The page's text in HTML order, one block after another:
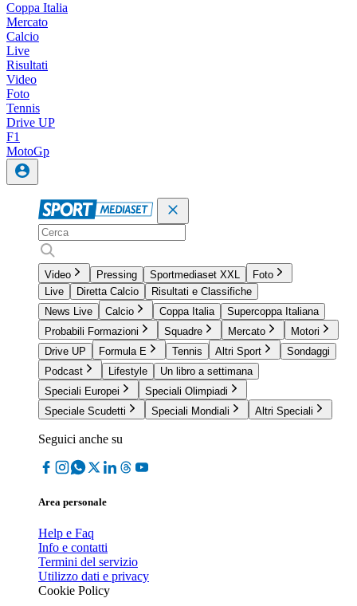
Coppa Italia
Mercato
Calcio
Live
Risultati
Video
Foto
Tennis
Drive UP
F1
MotoGp
Video Pressing Sportmediaset XXL
Foto
Live
Diretta Calcio
Risultati e Classifiche
News Live
Calcio Coppa Italia
Supercoppa Italiana
Probabili Formazioni
Squadre Mercato
Motori
Drive UP
Formula E Tennis Altri Sport
Sondaggi
Podcast
Lifestyle
Un libro a settimana
Speciali Europei
Speciali Olimpiadi
Speciale Scudetti
Speciali Mondiali Altri Speciali
Seguici anche su
Area personale
Help e Faq
Info e contatti
Termini del servizio
Utilizzo dati e privacy
Cookie Policy